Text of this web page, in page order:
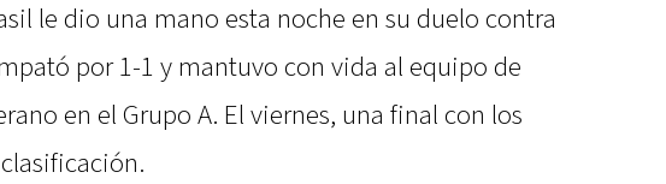
le dio una mano esta noche en su duelo contra
por 1-1 y mantuvo con vida al equipo de
en el Grupo A. El viernes, una final con los